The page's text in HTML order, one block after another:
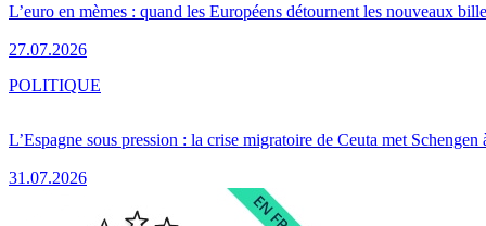
L’euro en mèmes : quand les Européens détournent les nouveaux
27.07.2026
L’Espagne sous pression : la crise migratoire de Ceuta met Schengen
31.07.2026
POLITIQUE